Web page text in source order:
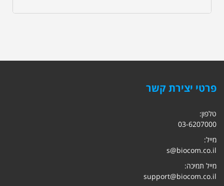
פרטי יצירת קשר
טלפון:
03-6207000
מייל:
s@biocom.co.il
מייל תמיכה:
support@biocom.co.il